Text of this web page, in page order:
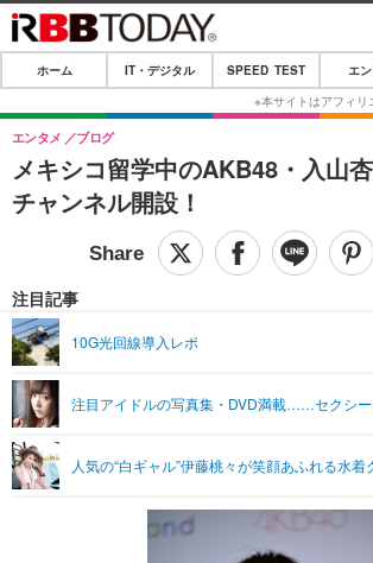
ホーム
IT・デジタル
IT・デジタルTOP ス
ショッピング
SPEED TEST
エンタメTOP 映
グラビア
ショッピング
ライフTOP
リリース一覧
プッシュ通知の停止方法
ホーム IT・デジタル SPEED TEST エ
メキシコ留学中のAKB48・入山
チャンネル開設！
エンタメ ブログ
注目記事
10G光回線導入レポ
注目アイドルの写真集・DVD満載……セクシ
人気の“白ギャル”伊藤桃々が笑顔あふれる水着